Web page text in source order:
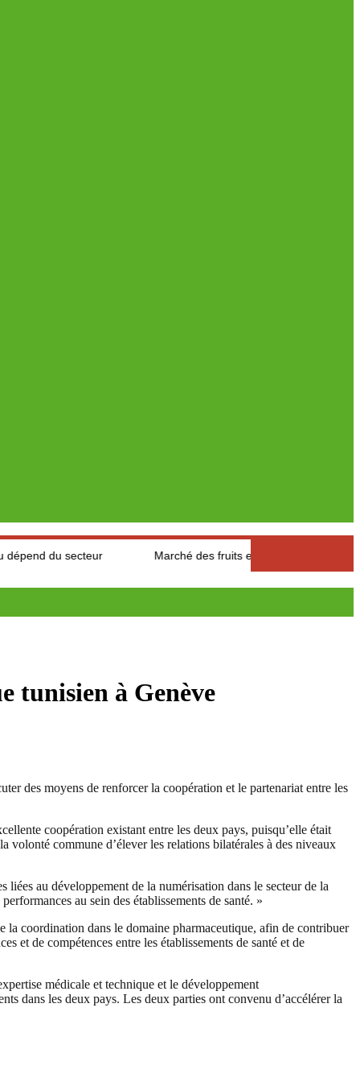
Marché des fruits est légumes : Les producteurs des
tunisien à Genève
des moyens de renforcer la coopération et le partenariat entre les
coopération existant entre les deux pays, puisqu’elle était
volonté commune d’élever les relations bilatérales à des niveaux
liées au développement de la numérisation dans le secteur de la
au sein des établissements de santé. »
la coordination dans le domaine pharmaceutique, afin de contribuer
et de compétences entre les établissements de santé et de
médicale et technique et le développement
dans les deux pays. Les deux parties ont convenu d’accélérer la